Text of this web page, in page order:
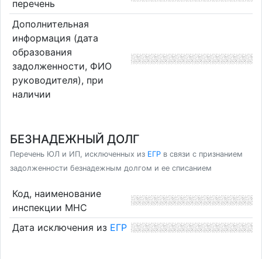
перечень
Дополнительная
информация (дата
образования
задолженности, ФИО
руководителя), при
наличии
БЕЗНАДЕЖНЫЙ ДОЛГ
Перечень ЮЛ и ИП, исключенных из ЕГР в связи с признанием
задолженности безнадежным долгом и ее списанием
Код, наименование
инспекции МНС
Дата исключения из ЕГР